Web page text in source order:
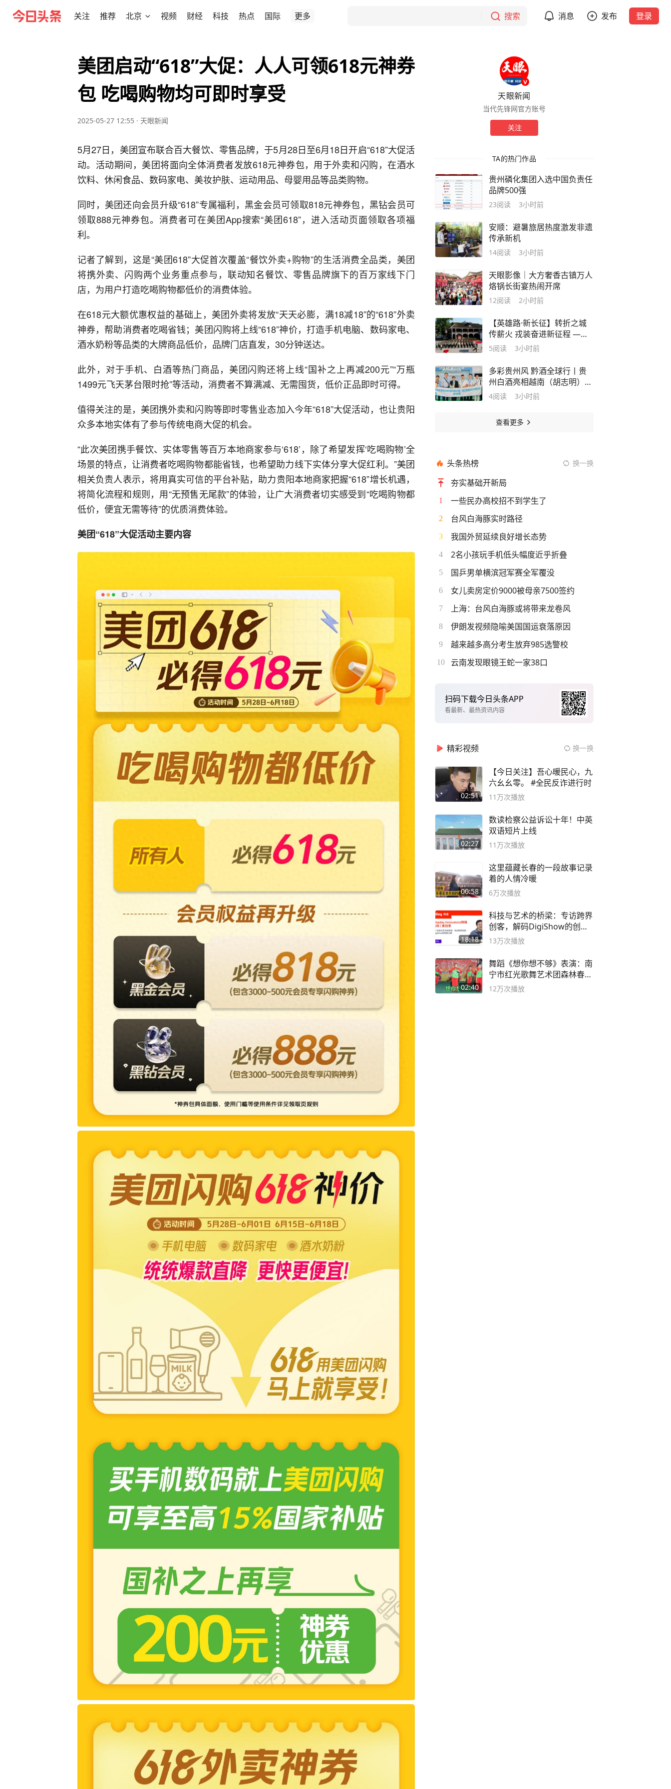
关注 推荐 北京 视频 财经 科技 热点 国际 更多 搜索 消息 发布 登录
美团启动“618”大促：人人可领618元神券
包 吃喝购物均可即时享受
2025-05-27 12:55 · 天眼新闻
5月27日，美团宣布联合百大餐饮、零售品牌，于5月28日至6月18日开启“618”大促活
动。活动期间，美团将面向全体消费者发放618元神券包，用于外卖和闪购，在酒水
饮料、休闲食品、数码家电、美妆护肤、运动用品、母婴用品等品类购物。
同时，美团还向会员升级“618”专属福利，黑金会员可领取818元神券包，黑钻会员可
领取888元神券包。消费者可在美团App搜索“美团618”，进入活动页面领取各项福
利。
记者了解到，这是“美团618”大促首次覆盖“餐饮外卖+购物”的生活消费全品类，美团
将携外卖、闪购两个业务重点参与，联动知名餐饮、零售品牌旗下的百万家线下门
店，为用户打造吃喝购物都低价的消费体验。
在618元大额优惠权益的基础上，美团外卖将发放“天天必膨，满18减18”的“618”外卖
神券，帮助消费者吃喝省钱；美团闪购将上线“618”神价，打造手机电脑、数码家电、
酒水奶粉等品类的大牌商品低价，品牌门店直发，30分钟送达。
此外，对于手机、白酒等热门商品，美团闪购还将上线“国补之上再减200元”“万瓶
1499元飞天茅台限时抢”等活动，消费者不算满减、无需囤货，低价正品即时可得。
值得关注的是，美团携外卖和闪购等即时零售业态加入今年“618”大促活动，也让贵阳
众多本地实体有了参与传统电商大促的机会。
“此次美团携手餐饮、实体零售等百万本地商家参与‘618’，除了希望发挥‘吃喝购物’全
场景的特点，让消费者吃喝购物都能省钱，也希望助力线下实体分享大促红利。”美团
相关负责人表示，将用真实可信的平台补贴，助力贵阳本地商家把握“618”增长机遇，
将简化流程和规则，用“无预售无尾款”的体验，让广大消费者切实感受到“吃喝购物都
低价，便宜无需等待”的优质消费体验。
美团“618”大促活动主要内容
天眼新闻
当代先锋网官方账号
关注
TA的热门作品
贵州磷化集团入选中国负责任
品牌500强
23阅读 3小时前
安顺：避暑旅居热度激发非遗
传承新机
14阅读 3小时前
天眼影像｜大方奢香古镇万人
烙锅长街宴热闹开席
12阅读 2小时前
【英雄路·新长征】转折之城
传薪火 戎装奋进新征程 ——
武警贵州总队遵义支队传承遵
5阅读 3小时前
多彩贵州风 黔酒全球行丨贵
州白酒亮相越南（胡志明）国
际食品饮料及包装机械展
4阅读 3小时前
查看更多
头条热榜 换一换
夯实基础开新局
1 一些民办高校招不到学生了
2 台风白海豚实时路径
3 我国外贸延续良好增长态势
4 2名小孩玩手机低头幅度近乎折叠
5 国乒男单横滨冠军赛全军覆没
6 女儿卖房定价9000被母亲7500签约
7 上海：台风白海豚或将带来龙卷风
8 伊朗发视频隐喻美国国运衰落原因
9 越来越多高分考生放弃985选警校
10 云南发现眼镜王蛇一家38口
扫码下载今日头条APP
看最新、最热资讯内容
精彩视频 换一换
02:51
【今日关注】吾心暖民心，九
六幺幺零。 #全民反诈进行时
11万次播放
02:27
数读检察公益诉讼十年！中英
双语短片上线
11万次播放
00:58
这里蕴藏长春的一段故事记录
着的人情冷暖
6万次播放
18:18
科技与艺术的桥梁：专访跨界
创客，解码DigiShow的创新
之路
13万次播放
02:40
舞蹈《想你想不够》表演：南
宁市红光歌舞艺术团森林春红
舞蹈队。
12万次播放